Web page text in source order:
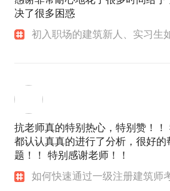
作。北京市女建筑师协会会员。
工作的7年，现任工程主持人，负
重点建筑的规划、建筑方案设计、
决了很多困惑
初入职场的建筑新人、实习生
抗老师真的特别热心，特别赞！！
都认认真真的进行了分析，很好的
题！！ 特别感谢老师！！
如何快速通过一级注册建筑师